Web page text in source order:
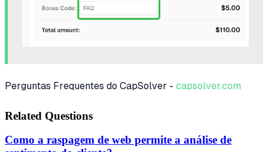
Perguntas Frequentes do CapSolver - capsolver.com
Related Questions
Como a raspagem de web permite a análise de